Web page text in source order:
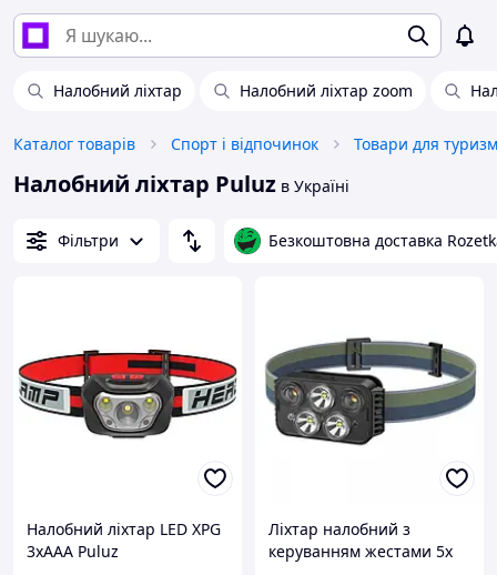
Налобний ліхтар Налобний ліхтар zoom
Каталог товарів Спорт і відпочинок Товари для
Налобний ліхтар Puluz в Україні
Фільтри Безкоштовна доставка
Налобний ліхтар LED XPG
3xAAA Puluz
Ліхтар налобний з
керуванням жестами 5x